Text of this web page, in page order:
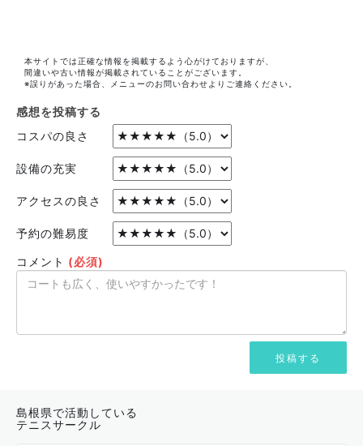
本サイトでは正確な情報を掲載するよう心がけておりますが、
間違いや古い情報が掲載されていることがございます。
※誤りがあった場合、メニューのお問い合わせよりご連絡ください。
感想を投稿する
コスパの良さ
設備の充実
アクセスの良さ
予約の難易度
コメント (必須)
島根県で活動している
テニスサークル